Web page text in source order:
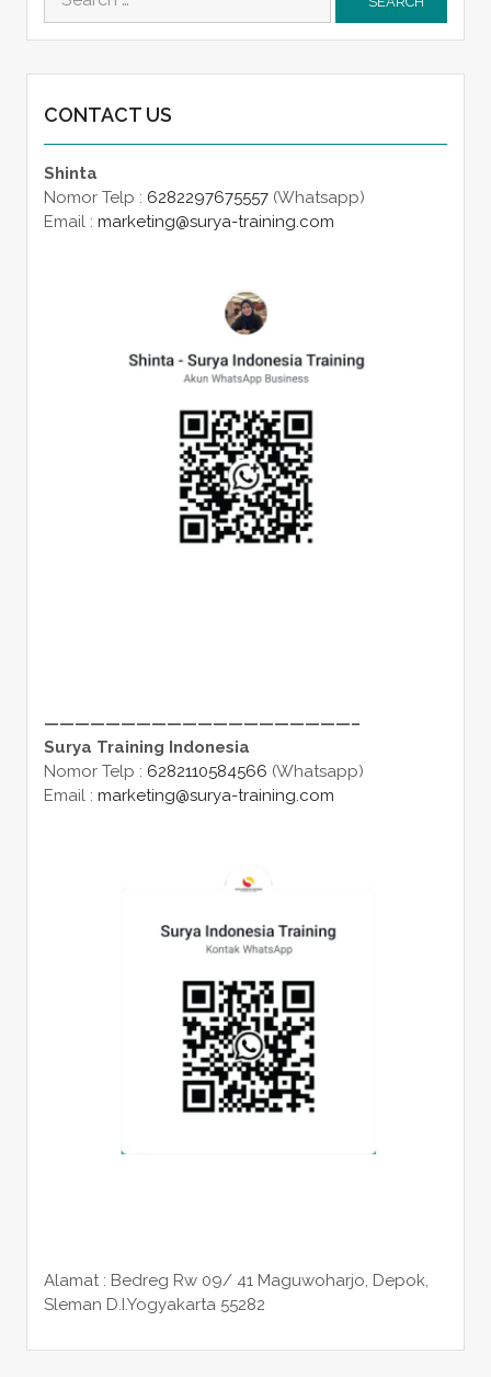
for:
CONTACT US
Shinta
Nomor Telp : 6282297675557(Whatsapp)
Email : marketing@surya-training.com
————————————————————–
Surya Training Indonesia
Nomor Telp : 6282110584566 (Whatsapp)
Email : marketing@surya-training.com
Alamat : Bedreg Rw 09/ 41 Maguwoharjo, Depok,
Sleman D.I.Yogyakarta 55282